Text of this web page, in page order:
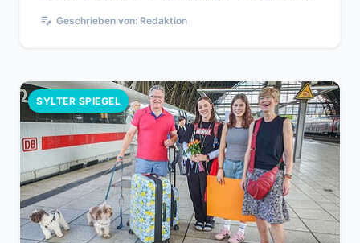
edit_note Geschrieben von: Redaktion
SYLTER SPIEGEL